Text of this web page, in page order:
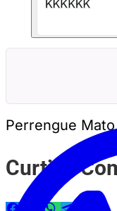
Perrengue
Curtiu?